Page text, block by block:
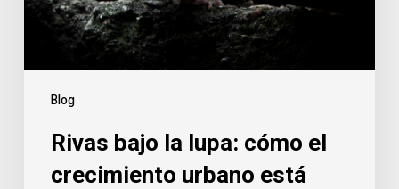
Blog
urbano
despertando
nuevas
Rivas bajo la lupa: cómo el
crecimiento urbano está